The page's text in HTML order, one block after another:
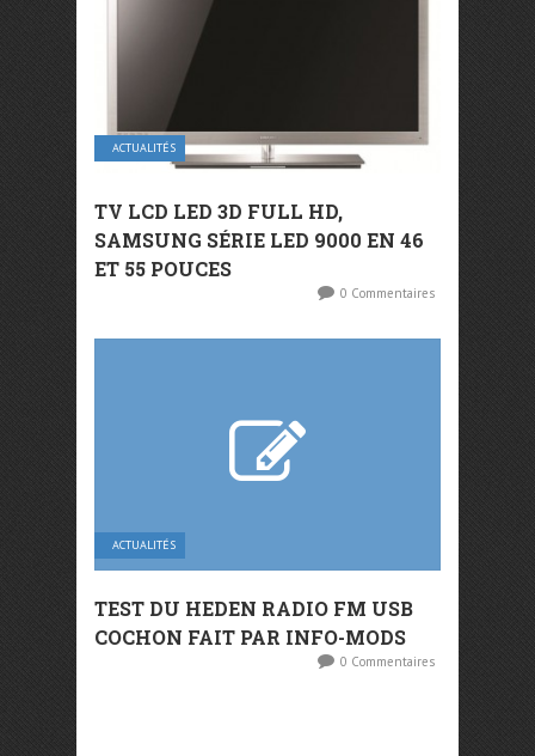
ACTUALITÉS
TV LCD LED 3D FULL HD,
SAMSUNG SÉRIE LED 9000 EN 46
ET 55 POUCES
0 Commentaires
ACTUALITÉS
TEST DU HEDEN RADIO FM USB
COCHON FAIT PAR INFO-MODS
0 Commentaires